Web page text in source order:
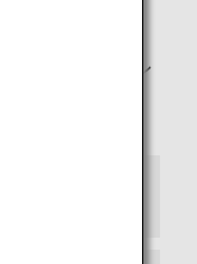
様専用カウン